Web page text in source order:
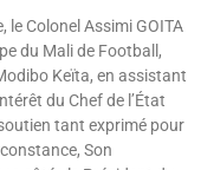
le Colonel Assimi GOITA
du Mali de Football,
Keïta, en assistant
du Chef de l’État
tant exprimé pour
Son